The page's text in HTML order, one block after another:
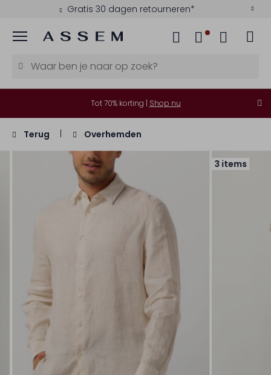
Gratis 30 dagen retourneren*
Menu
Tot 70% korting | Shop nu
Terug Overhemden
3 items